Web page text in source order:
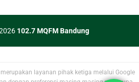
102.7 MQFM Bandung
layanan pihak ketiga melalui Google